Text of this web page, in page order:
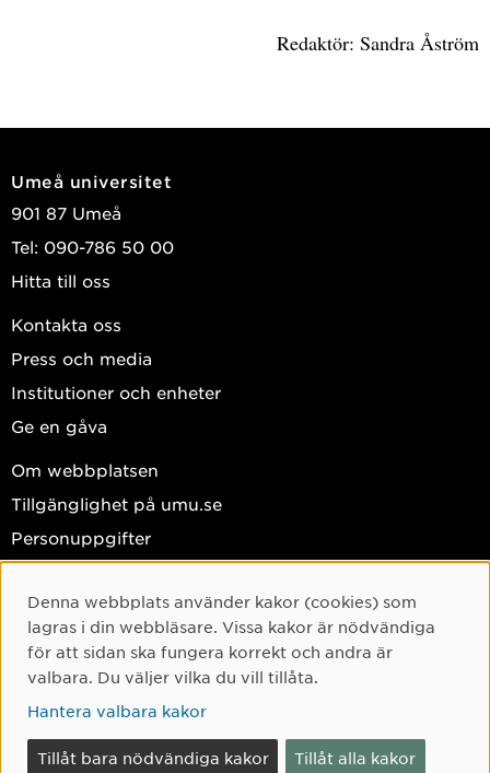
Redaktör: Sandra Åström
Umeå universitet
901 87 Umeå
Tel: 090-786 50 00
Hitta till oss
Kontakta oss
Press och media
Institutioner och enheter
Ge en gåva
Om webbplatsen
Tillgänglighet på umu.se
Personuppgifter
Facebook
Instagram
TikTok
Youtube
LinkedIn
Cookie-samtycke
Denna webbplats använder kakor (cookies) som
lagras i din webbläsare. Vissa kakor är nödvändiga
för att sidan ska fungera korrekt och andra är
valbara. Du väljer vilka du vill tillåta.
Hantera valbara kakor
Tillåt bara nödvändiga kakor Tillåt alla kakor